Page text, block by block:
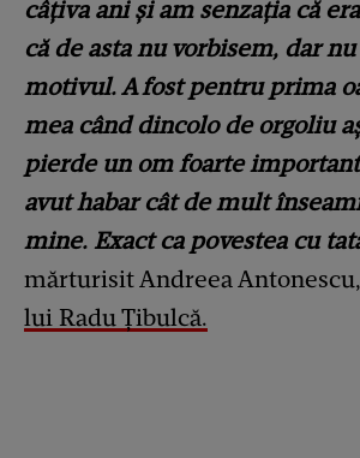
câțiva ani și am senzația că
că de asta nu vorbisem, dar
motivul. A fost pentru prima
mea când dincolo de orgoliu
pierde un om foarte
avut habar cât de mult
mine. Exact ca povestea cu
mărturisit Andreea
lui Radu Țibulcă.